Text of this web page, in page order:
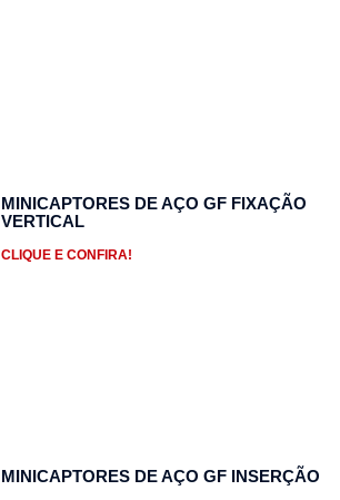
MINICAPTORES DE AÇO GF FIXAÇÃO
VERTICAL
CLIQUE E CONFIRA!
MINICAPTORES DE AÇO GF INSERÇÃO